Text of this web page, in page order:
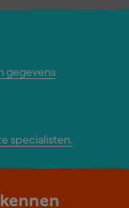
gegevens
specialisten.